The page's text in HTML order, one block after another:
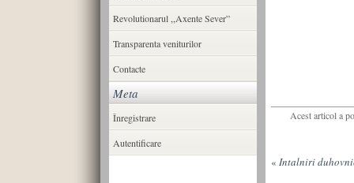
Acest articol a
« Intalniri
Revolutionarul ,,Axente Sever”
Transparenta veniturilor
Contacte
Meta
Înregistrare
Autentificare